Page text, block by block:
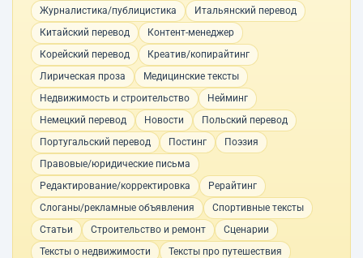
Журналистика/публицистика
Итальянский перевод
Китайский перевод
Контент-менеджер
Корейский перевод
Креатив/копирайтинг
Лирическая проза
Медицинские тексты
Недвижимость и строительство
Нейминг
Немецкий перевод
Новости
Польский перевод
Португальский перевод
Постинг
Поэзия
Правовые/юридические письма
Редактирование/корректировка
Рерайтинг
Слоганы/рекламные объявления
Спортивные тексты
Статьи
Строительство и ремонт
Сценарии
Тексты о недвижимости
Тексты про путешествия